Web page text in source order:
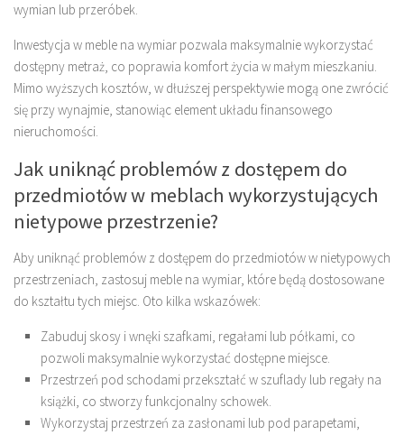
wymian lub przeróbek.
Inwestycja w meble na wymiar pozwala maksymalnie wykorzystać
dostępny metraż, co poprawia komfort życia w małym mieszkaniu.
Mimo wyższych kosztów, w dłuższej perspektywie mogą one zwrócić
się przy wynajmie, stanowiąc element układu finansowego
nieruchomości.
Jak uniknąć problemów z dostępem do
przedmiotów w meblach wykorzystujących
nietypowe przestrzenie?
Aby uniknąć problemów z dostępem do przedmiotów w nietypowych
przestrzeniach, zastosuj meble na wymiar, które będą dostosowane
do kształtu tych miejsc. Oto kilka wskazówek:
Zabuduj skosy i wnęki szafkami, regałami lub półkami, co
pozwoli maksymalnie wykorzystać dostępne miejsce.
Przestrzeń pod schodami przekształć w szuflady lub regały na
książki, co stworzy funkcjonalny schowek.
Wykorzystaj przestrzeń za zasłonami lub pod parapetami,